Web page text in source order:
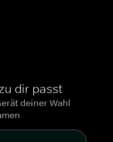
dir passt
deiner Wahl